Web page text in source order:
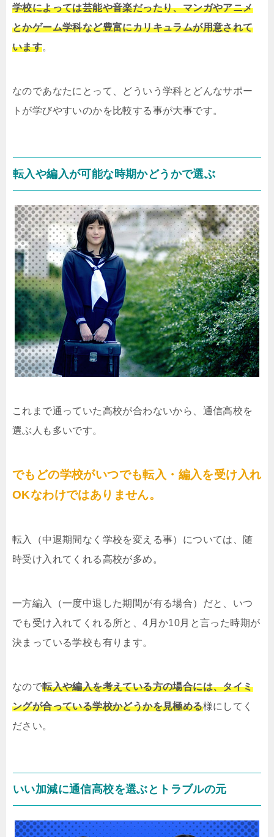
学校によっては芸能や音楽だったり、マンガやアニメ
とかゲーム学科など豊富にカリキュラムが用意されて
います。
なのであなたにとって、どういう学科とどんなサポー
トが学びやすいのかを比較する事が大事です。
転入や編入が可能な時期かどうかで選ぶ
これまで通っていた高校が合わないから、通信高校を
選ぶ人も多いです。
でもどの学校がいつでも転入・編入を受け入れ
OKなわけではありません。
転入（中退期間なく学校を変える事）については、随
時受け入れてくれる高校が多め。
一方編入（一度中退した期間が有る場合）だと、いつ
でも受け入れてくれる所と、4月か10月と言った時期が
決まっている学校も有ります。
なので転入や編入を考えている方の場合には、タイミ
ングが合っている学校かどうかを見極める様にしてく
ださい。
いい加減に通信高校を選ぶとトラブルの元